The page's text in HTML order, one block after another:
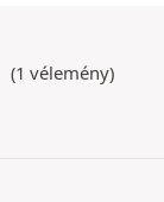
(1 vélemény)